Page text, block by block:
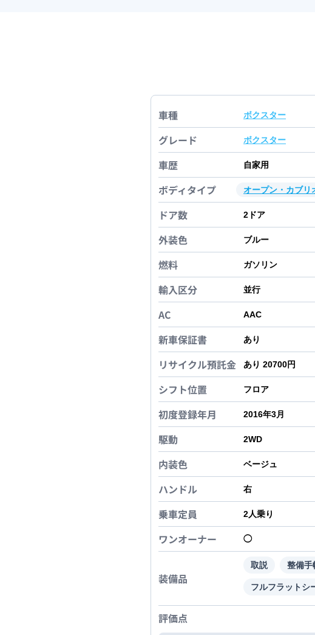
車種 ボクスター
グレード ボクスター
車歴 自家用
ボディタイプ オープン・カブリ
ドア数 2 ドア
外装色 ブルー
燃料 ガソリン
輸入区分 並行
AC AAC
新車保証書 あり
リサイクル預託金 あり 20700円
シフト位置 フロア
初度登録年月 2016年3月
駆動 2WD
内装色 ベージュ
ハンドル 右
乗車定員 2人乗り
ワンオーナー ◯
装備品
取説 整備手
フルフラットシ
評価点